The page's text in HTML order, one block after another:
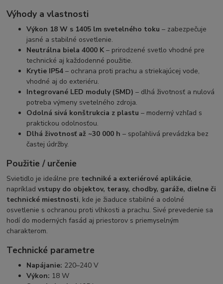
Výhody a vlastnosti
Výkon 18 W s 1405 lm svetelného toku – zabezpečuje
jasné a stabilné osvetlenie.
Neutrálna biela 4000 K – prirodzené svetlo vhodné pre
technické aj každodenné použitie.
Krytie IP54 – ochrana proti prachu a striekajúcej vode,
vhodné aj do exteriéru.
Integrované LED moduly (SMD) – dlhá životnosť a nulová
potreba výmeny svetelného zdroja.
Odolná sivá konštrukcia z plastu – moderný vzhľad s
praktickou odolnosťou.
Dlhá životnosť až ~30 000 h – spoľahlivá prevádzka bez
častej údržby.
Použitie / určenie
Svietidlo je ideálne pre techniké a exteriérové aplikácie,
napríkladvstupy do objektov, terasy, chodby, garáže, dielne či
technické miestnosti, kde je žiaduce stabilné a odolné
osvetlenie s ochranou proti vlhkosti a prachu. Sivé prevedenie sa
hodí do moderných fasád aj priestorov s priemyselným
charakterom.
Technické parametre
Napájanie: 220–240 V
Výkon: 18 W